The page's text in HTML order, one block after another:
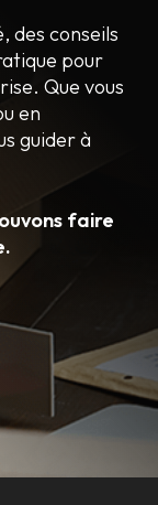
des conseils
pour
Que vous
en
guider à
faire